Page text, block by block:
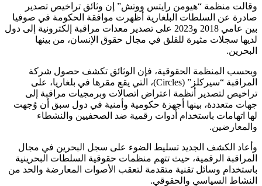
وقالت منظمة “هيومن رايتس ووتش” إن وثائق تراخيص تصدير
صادرة عن السلطات البلغارية أظهرت موافقة الحكومة في صوفيا
بين عامي 2018 و2023 على تصدير معدات مراقبة إلكترونية إلى دول
لديها سجلات مثيرة للقلق في مجال حقوق الإنسان، من بينها
البحرين.
وبحسب المنظمة الحقوقية، فإن الوثائق تكشف حصول شركة
المراقبة “سيركلز” (Circles)، التي يقع مقرها في بلغاريا، على
تراخيص لتصدير أنظمة اعتراض اتصالات وبرمجيات مراقبة إلى
جهات متعددة، بينها أجهزة حكومية وأمنية في دول سبق أن وُجهت
لها اتهامات باستخدام أدوات رقمية ضد الصحفيين والنشطاء
والمعارضين.
وأعاد الكشف الجديد تسليط الضوء على سجل البحرين في مجال
المراقبة الرقمية، حيث تتهم منظمات حقوقية السلطات البحرينية
باستخدام وسائل تقنية متقدمة لتعقب الأصوات المعارضة والحد من
النشاط السياسي والحقوقي.